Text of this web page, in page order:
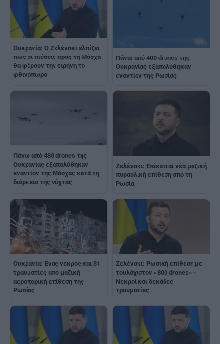
Ουκρανία: Ο Ζελένσκι ελπίζει
πως οι πιέσεις προς τη Μόσχα
θα φέρουν την ειρήνη το
φθινόπωρο
Πάνω από 400 drones της
Ουκρανίας εξαπολύθηκαν
εναντίον της Ρωσίας
Πάνω από 430 drones της
Ουκρανίας εξαπολύθηκαν
εναντίον της Μόσχας κατά τη
διάρκεια της νύχτας
Ζελένσκι: Επίκειται νέα μαζική
πυραυλική επίθεση από τη
Ρωσία
Ουκρανία: Ένας νεκρός και 31
τραυματίες από μαζική
αεροπορική επίθεση της
Ρωσίας
Ζελένσκι: Ρωσική επίθεση με
τουλάχιστον «800 drones» -
Νεκροί και δεκάδες
τραυματίες